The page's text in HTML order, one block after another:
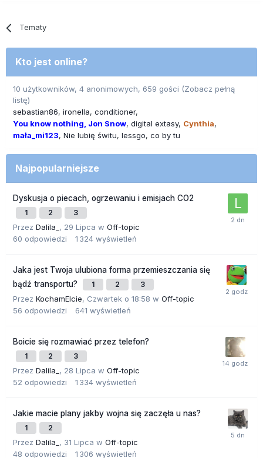
Tematy
Kto jest online?
10 użytkowników, 4 anonimowych, 659 gości (Zobacz pełną
listę)
sebastian86 ironella conditioner
You know nothing, Jon Snow digital extasy Cynthia
mała_mi123 Nie lubię świtu lessgo co by tu
Najpopularniejsze
Dyskusja o piecach, ogrzewaniu i emisjach CO2
1 2 3
Przez Dalila_ , 29 Lipca w Off-topic
60 odpowiedzi 1 324 wyświetleń
Jaka jest Twoja ulubiona forma przemieszczania się
bądź transportu?
1 2 3
Przez KochamElcie, Czwartek o 18:58 w Off-topic
56 odpowiedzi 641 wyświetleń
Boicie się rozmawiać przez telefon?
1 2 3
Przez Dalila_ , 28 Lipca w Off-topic
52 odpowiedzi 1 334 wyświetleń
Jakie macie plany jakby wojna się zaczęła u nas?
1 2
Przez Dalila_ , 31 Lipca w Off-topic
48 odpowiedzi 1 306 wyświetleń